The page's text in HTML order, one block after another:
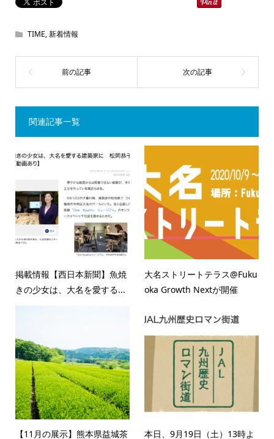
TIME,新着情報
関連記事一覧
掲載情報【西日本新聞】魚焼
きの少女は、大名を愛する...
大名ストリートテラス@Fuku
oka Growth Nextが開催
【11月の展示】熊本県益城茶 本日、9月19日（土）13時よ